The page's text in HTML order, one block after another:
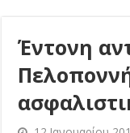
Έντονη